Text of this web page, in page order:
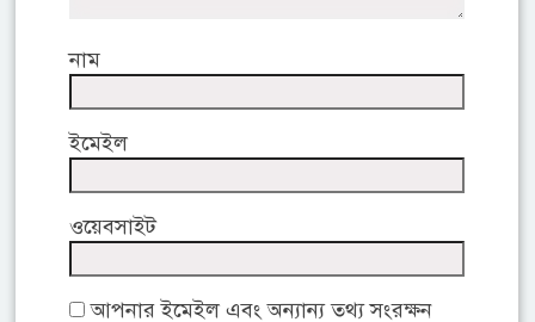
নাম
ইমেইল
ওয়েবসাইট
আপনার ইমেইল এবং অন্যান্য তথ্য সংরক্ষন